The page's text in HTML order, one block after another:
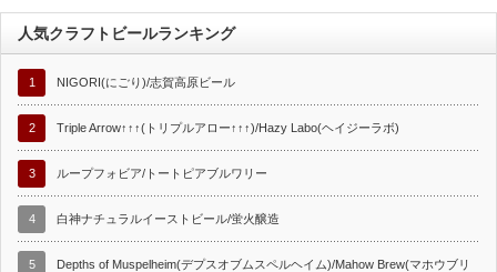
人気クラフトビールランキング
1 NIGORI(にごり)/志賀高原ビール
2 Triple Arrow↑↑↑(トリプルアロー↑↑↑)/Hazy Labo(ヘイジーラボ)
3 ループフォビア/トートピアブルワリー
4 白神ナチュラルイーストビール/蛍火醸造
5
Depths of Muspelheim(デプスオブムスペルヘイム)/Mahow Brew(マホウブリ